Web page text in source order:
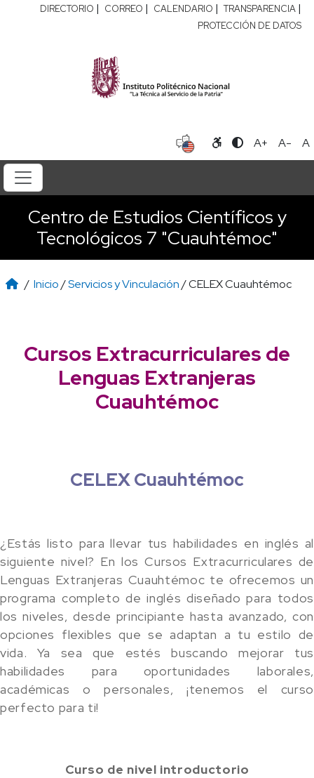
DIRECTORIO | CORREO | CALENDARIO | TRANSPARENCIA |
PROTECCIÓN DE DATOS
A+ A- A
Centro de Estudios Científicos y
Tecnológicos 7 "Cuauhtémoc"
/ Inicio/Servicios y Vinculación/ CELEX Cuauhtémoc
Cursos Extracurriculares de
Lenguas Extranjeras
Cuauhtémoc
CELEX Cuauhtémoc
¿Estás listo para llevar tus habilidades en inglés al
siguiente nivel? En los Cursos Extracurriculares de
Lenguas Extranjeras Cuauhtémoc te ofrecemos un
programa completo de inglés diseñado para todos
los niveles, desde principiante hasta avanzado, con
opciones flexibles que se adaptan a tu estilo de
vida. Ya sea que estés buscando mejorar tus
habilidades para oportunidades laborales,
académicas o personales, ¡tenemos el curso
perfecto para ti!
Curso de nivel introductorio